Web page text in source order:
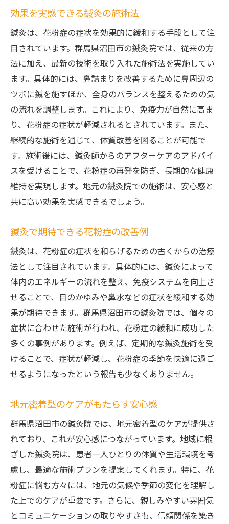
効果を実感できる鍼灸の施術法
鍼灸は、花粉症の症状を効果的に緩和する手段として注
目されています。群馬県沼田市の鍼灸院では、従来の方
法に加え、最新の技術を取り入れた施術法を実施してい
ます。具体的には、鼻詰まりを改善するために鼻周辺の
ツボに鍼を施すほか、全身のバランスを整えるための気
の流れを調整します。これにより、免疫力が自然に高ま
り、花粉症の症状が軽減されるとされています。また、
継続的な施術を通じて、体質改善を図ることが可能で
す。施術後には、鍼灸師からのアフターケアのアドバイ
スを受けることで、花粉症の再発を防ぎ、長期的な健康
維持を実現します。地元の鍼灸院での施術は、安心感と
共に高い効果を実感できるでしょう。
鍼灸で期待できる花粉症の改善例
鍼灸は、花粉症の症状を和らげるための古くからの治療
法として注目されています。具体的には、鍼灸によって
体内のエネルギーの流れを整え、免疫システムを向上さ
せることで、目のかゆみや鼻水などの症状を緩和する効
果が期待できます。群馬県沼田市の鍼灸院では、個々の
症状に合わせた施術が行われ、花粉症の緩和に成功した
多くの事例があります。例えば、定期的な鍼灸施術を受
けることで、症状が軽減し、花粉症の季節を快適に過ご
せるようになったという報告も少なくありません。
地元密着型のケアがもたらす安心感
群馬県沼田市の鍼灸院では、地元密着型のケアが提供さ
れており、これが安心感につながっています。地域に根
ざした鍼灸院は、患者一人ひとりの体質や生活環境を考
慮し、最適な施術プランを提案してくれます。特に、花
粉症に悩む方々には、地元の気候や季節の変化を理解し
た上でのケアが重要です。さらに、親しみやすい雰囲気
とコミュニケーションの取りやすさも、信頼関係を築き